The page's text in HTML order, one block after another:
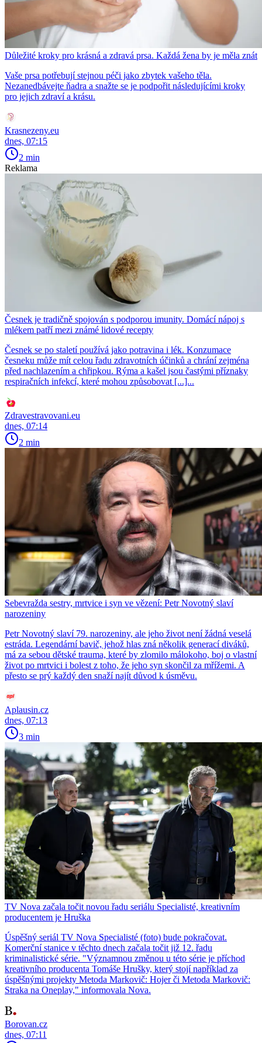
Důležité kroky pro krásná a zdravá prsa. Každá žena by je měla znát
Vaše prsa potřebují stejnou péči jako zbytek vašeho těla.
Nezanedbávejte ňadra a snažte se je podpořit následujícími kroky
pro jejich zdraví a krásu.
Krasnezeny.eu
dnes, 07:15
2 min
Reklama
Česnek je tradičně spojován s podporou imunity. Domácí nápoj s
mlékem patří mezi známé lidové recepty
Česnek se po staletí používá jako potravina i lék. Konzumace
česneku může mít celou řadu zdravotních účinků a chrání zejména
před nachlazením a chřipkou. Rýma a kašel jsou častými příznaky
respiračních infekcí, které mohou způsobovat [...]...
Zdravestravovani.eu
dnes, 07:14
2 min
Sebevražda sestry, mrtvice i syn ve vězení: Petr Novotný slaví
narozeniny
Petr Novotný slaví 79. narozeniny, ale jeho život není žádná veselá
estráda. Legendární bavič, jehož hlas zná několik generací diváků,
má za sebou dětské trauma, které by zlomilo málokoho, boj o vlastní
život po mrtvici i bolest z toho, že jeho syn skončil za mřížemi. A
přesto se prý každý den snaží najít důvod k úsměvu.
Aplausin.cz
dnes, 07:13
3 min
TV Nova začala točit novou řadu seriálu Specialisté, kreativním
producentem je Hruška
Úspěšný seriál TV Nova Specialisté (foto) bude pokračovat.
Komerční stanice v těchto dnech začala točit již 12. řadu
kriminalistické série. "Významnou změnou u této série je příchod
kreativního producenta Tomáše Hrušky, který stojí například za
úspěšnými projekty Metoda Markovič: Hojer či Metoda Markovič:
Straka na Oneplay," informovala Nova.
Borovan.cz
dnes, 07:11